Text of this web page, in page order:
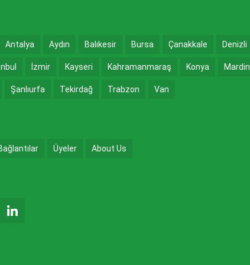
Antalya Aydın Balıkesir Bursa Çanakkale Denizli
İzmir Kayseri Kahramanmaraş Konya Mardin
Şanlıurfa Tekirdağ Trabzon Van
Üyeler About Us